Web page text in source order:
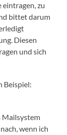
eintragen, zu
bittet darum
Diesen
und sich
Beispiel:
Mailsystem
wenn ich